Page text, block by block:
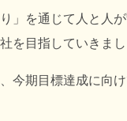
」を通じて人と人
を目指していきま
今期目標達成に向